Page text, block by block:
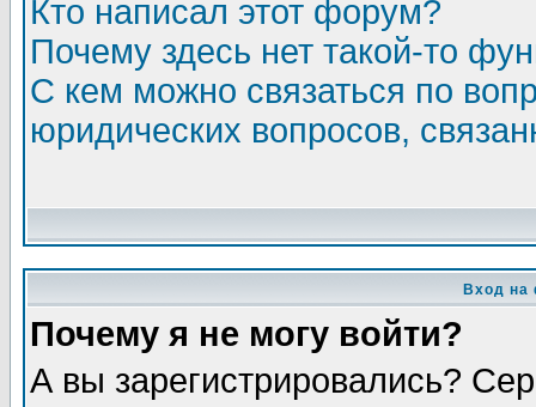
Кто написал этот форум?
Почему здесь нет такой-то
С кем можно связаться по
юридических вопросов,
Вход на
Почему я не могу войти?
А вы зарегистрировались?